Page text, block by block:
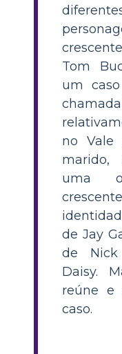
Tom
um
no Vale
marido,
uma
de Jay
de
Daisy.
reúne e
caso.